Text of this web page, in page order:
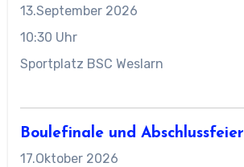
13.September 2026
10:30 Uhr
Sportplatz BSC Weslarn
Boulefinale und Abschlussfeier
17.Oktober 2026